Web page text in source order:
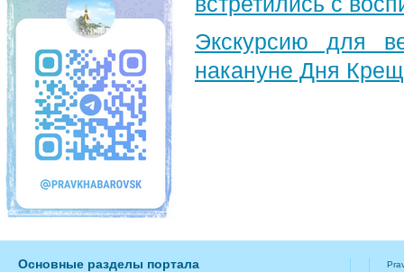
Экскурсию для
накануне Дня
Основные разделы портала